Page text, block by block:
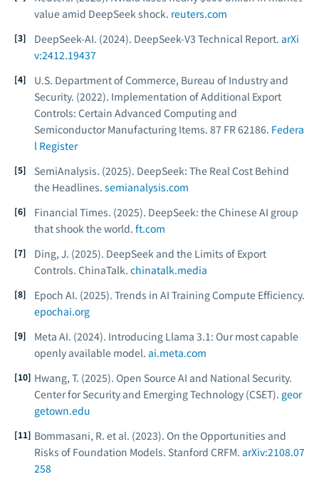
value amid DeepSeek shock. reuters.com
DeepSeek-AI. (2024). DeepSeek-V3 Technical Report. arXi
v:2412.19437
U.S. Department of Commerce, Bureau of Industry and
Security. (2022). Implementation of Additional Export
Controls: Certain Advanced Computing and
Semiconductor Manufacturing Items. 87 FR 62186. Federa
l Register
SemiAnalysis. (2025). DeepSeek: The Real Cost Behind
the Headlines. semianalysis.com
Financial Times. (2025). DeepSeek: the Chinese AI group
that shook the world. ft.com
Ding, J. (2025). DeepSeek and the Limits of Export
Controls. ChinaTalk. chinatalk.media
Epoch AI. (2025). Trends in AI Training Compute Efficiency.
epochai.org
Meta AI. (2024). Introducing Llama 3.1: Our most capable
openly available model. ai.meta.com
Hwang, T. (2025). Open Source AI and National Security.
Center for Security and Emerging Technology (CSET). geor
getown.edu
Bommasani, R. et al. (2023). On the Opportunities and
Risks of Foundation Models. Stanford CRFM. arXiv:2108.07
258